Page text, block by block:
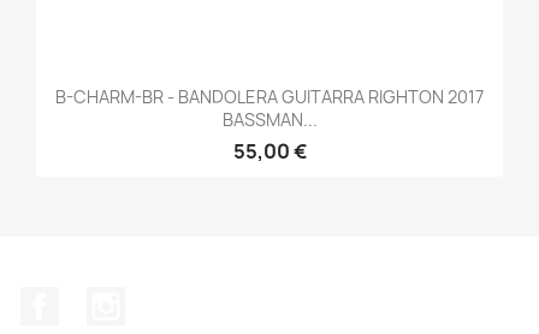
B-CHARM-BR - BANDOLERA GUITARRA RIGHTON 2017
BASSMAN...
55,00 €